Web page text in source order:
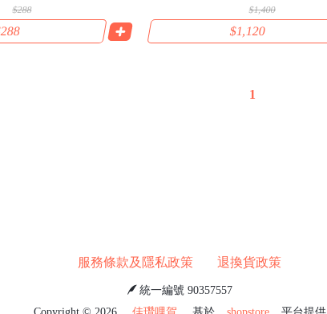
$288 $1,400
$1,120
1
服務條款及隱私政策 退換貨政策
統一編號 90357557